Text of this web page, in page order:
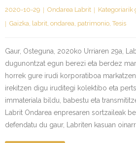
2020-10-29 Ondarea Labrit
Kategoriarik
Gaizka, labrit, ondarea, patrimonio,Tesis
Gaur, Osteguna, 2020ko Urriaren 29a,
dugunontzat egun berezi eta berdez
horrek gure irudi korporatiboa
irekitzen digu iruditegi kolektibo eta
immateriala bildu, babestu eta
Labrit Ondarea enpresaren sortzaileak
defendatu du gaur, Labriten kasuan